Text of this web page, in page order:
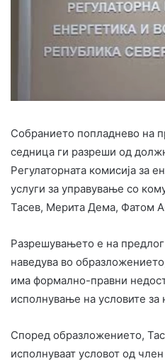
Собранието попладнево на
седница ги разреши од
Регулаторната комисија за
услуги за управување со
Тасев, Мерита Дема, Фатом
Разрешувањето е на
наведува во
има формално-правни
исполнување на условите
Според образложението,
исполнуваат условот од